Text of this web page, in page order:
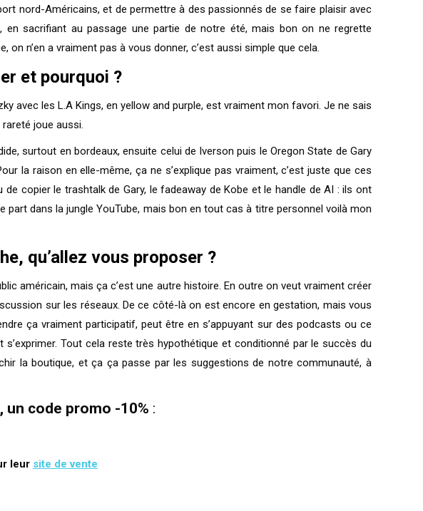
nord-Américains, et de permettre à des passionnés de se faire plaisir avec
sacrifiant au passage une partie de notre été, mais bon on ne regrette
n’en a vraiment pas à vous donner, c’est aussi simple que cela.
et pourquoi ?
avec les L.A Kings, en yellow and purple, est vraiment mon favori. Je ne sais
joue aussi.
surtout en bordeaux, ensuite celui de Iverson puis le Oregon State de Gary
la raison en elle-même, ça ne s’explique pas vraiment, c’est juste que ces
copier le trashtalk de Gary, le fadeaway de Kobe et le handle de AI : ils ont
dans la jungle YouTube, mais bon en tout cas à titre personnel voilà mon
qu’allez vous proposer ?
américain, mais ça c’est une autre histoire. En outre on veut vraiment créer
sur les réseaux. De ce côté-là on est encore en gestation, mais vous
ça vraiment participatif, peut être en s’appuyant sur des podcasts ou ce
Tout cela reste très hypothétique et conditionné par le succès du
la boutique, et ça ça passe par les suggestions de notre communauté, à
un code promo -10% :
leur site de vente